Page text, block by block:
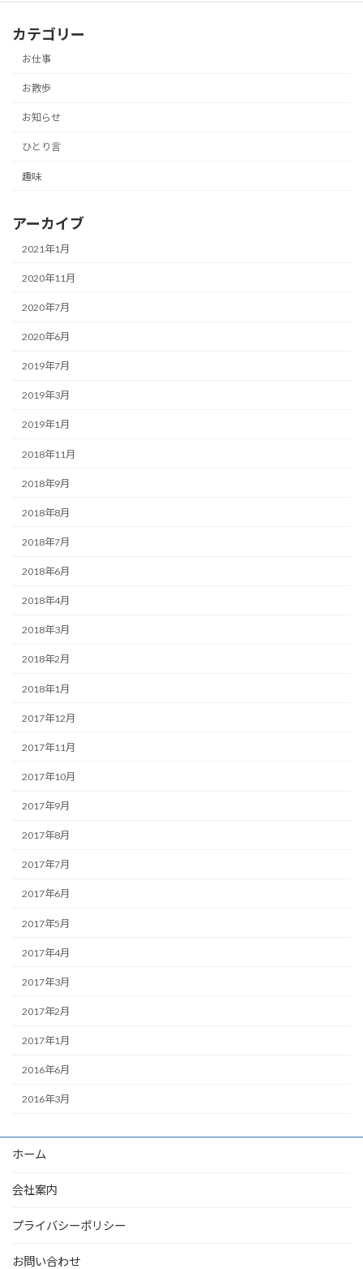
カテゴリー
お仕事
お散歩
お知らせ
ひとり言
趣味
アーカイブ
2021年1月
2020年11月
2020年7月
2020年6月
2019年7月
2019年3月
2019年1月
2018年11月
2018年9月
2018年8月
2018年7月
2018年6月
2018年4月
2018年3月
2018年2月
2018年1月
2017年12月
2017年11月
2017年10月
2017年9月
2017年8月
2017年7月
2017年6月
2017年5月
2017年4月
2017年3月
2017年2月
2017年1月
2016年6月
2016年3月
ホーム
会社案内
プライバシーポリシー
お問い合わせ